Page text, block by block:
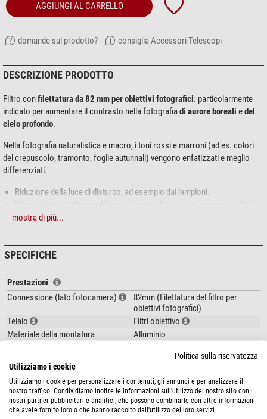
AGGIUNGI AL CARRELLO
domande sul prodotto? consiglia Accessori Telescopi
DESCRIZIONE PRODOTTO
Filtro confilettatura da 82 mm per obiettivi fotografici: particolarmente
indicato per aumentare il contrasto nella fotografiadi aurore boreali edel
cielo profondo.
Nella fotografia naturalistica e macro, i toni rossi e marroni (ad es. colori
del crepuscolo, tramonto, foglie autunnali) vengono enfatizzati e meglio
differenziati.
Riduzione della luce di disturbo, ad esempio dai lampioni.
dalla post-elaborazione al PC.
obiettivi fotografici: a differenza dei filtri interferenziali comunemente
utilizzati (CLS, UHC), questo filtro può essere utilizzato davanti a un
obiettivo grandangolare, cosa impossibile con i filtri interferenziali. Tali filtri
richiedono una luce incidente perpendicolare e devono quindi essere
montati in modo complesso tra l'obiettivo e la fotocamera per le riprese
grandangolari.
mostra di più...
SPECIFICHE
Prestazioni
Connessione (lato fotocamera)
82mm (Filettatura del filtro per
obiettivi fotografici)
Telaio
Filtri obiettivo
Materiale della montatura
Alluminio
Generale
Tecnica di fabbricazione
Filtri Banda Larga
Materiale
lente
Tipo
Filtro
Politica sulla riservatezza
Utilizziamo i cookie
Utilizziamo i cookie per personalizzare i contenuti, gli annunci e per analizzare il
nostro traffico. Condividiamo inoltre le informazioni sull'utilizzo del nostro sito con i
nostri partner pubblicitari e analitici, che possono combinarle con altre informazioni
che avete fornito loro o che hanno raccolto dall'utilizzo dei loro servizi.